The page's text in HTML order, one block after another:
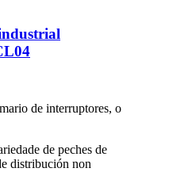
de interruptores, o
de peches de
distribución non